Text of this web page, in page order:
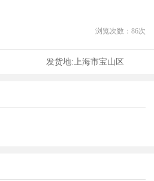
浏览次数： 86次
发货地:上海市宝山区